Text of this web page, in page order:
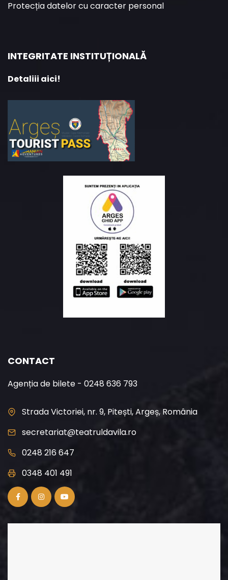
Protecția datelor cu caracter personal
INTEGRITATE INSTITUȚIONALĂ
Detaliii aici!
CONTACT
Agenția de bilete - 0248 636 793
Strada Victoriei, nr. 9, Pitești, Argeș, România
secretariat@teatruldavila.ro
0248 216 647
0348 401 491